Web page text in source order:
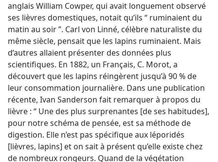
anglais William Cowper, qui avait longuement observé
ses lièvres domestiques, notait qu’ils “ ruminaient du
matin au soir ”. Carl von Linné, célèbre naturaliste du
même siècle, pensait que les lapins ruminaient. Mais
d’autres allaient présenter des données plus
scientifiques. En 1882, un Français, C. Morot, a
découvert que les lapins réingèrent jusqu’à 90 % de
leur consommation journalière. Dans une publication
récente, Ivan Sanderson fait remarquer à propos du
lièvre : “ Une des plus surprenantes [de ses habitudes],
pour notre schéma de pensée, est sa méthode de
digestion. Elle n’est pas spécifique aux léporidés
[lièvres, lapins] et on sait à présent qu’elle existe chez
de nombreux rongeurs. Quand de la végétation